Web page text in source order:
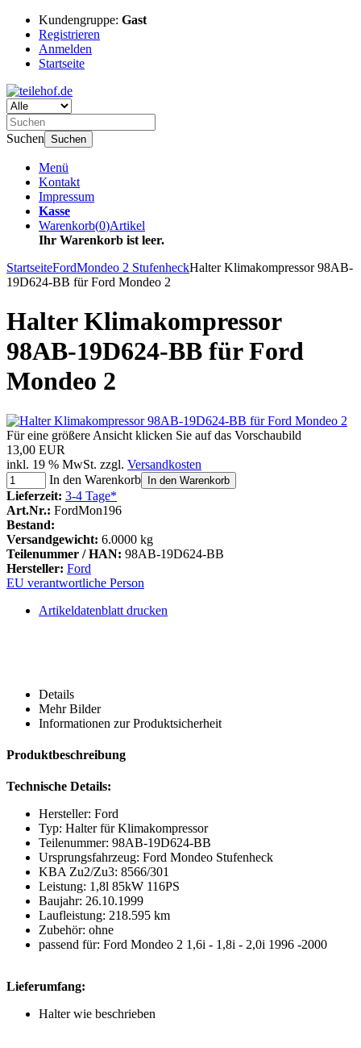
Kundengruppe: Gast
Registrieren
Anmelden
Startseite
Suchen Suchen
Menü
Kontakt
Impressum
Kasse
Warenkorb(0)Artikel
Ihr Warenkorb ist leer.
StartseiteFordMondeo 2 StufenheckHalter Klimakompressor 98AB-
19D624-BB für Ford Mondeo 2
Halter Klimakompressor
98AB-19D624-BB für Ford
Mondeo 2
Für eine größere Ansicht klicken Sie auf das Vorschaubild
13,00 EUR
inkl. 19 % MwSt. zzgl. Versandkosten
In den Warenkorb
In den Warenkorb
Lieferzeit: 3-4 Tage*
Art.Nr.: FordMon196
Bestand:
Versandgewicht: 6.0000 kg
Teilenummer / HAN: 98AB-19D624-BB
Hersteller: Ford
EU verantwortliche Person
Artikeldatenblatt drucken
Details
Mehr Bilder
Informationen zur Produktsicherheit
Produktbeschreibung
Technische Details:
Hersteller: Ford
Typ: Halter für Klimakompressor
Teilenummer: 98AB-19D624-BB
Ursprungsfahrzeug: Ford Mondeo Stufenheck
KBA Zu2/Zu3: 8566/301
Leistung: 1,8l 85kW 116PS
Baujahr: 26.10.1999
Laufleistung: 218.595 km
Zubehör: ohne
passend für: Ford Mondeo 2 1,6i - 1,8i - 2,0i 1996 -2000
Lieferumfang:
Halter wie beschrieben